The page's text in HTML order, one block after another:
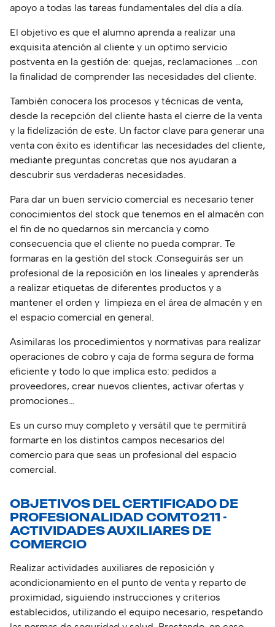
apoyo a todas las tareas fundamentales del día a día.
El objetivo es que el alumno aprenda a realizar una
exquisita atención al cliente y un optimo servicio
postventa en la gestión de: quejas, reclamaciones …con
la finalidad de comprender las necesidades del cliente.
También conocera los procesos y técnicas de venta,
desde la recepción del cliente hasta el cierre de la venta
y la fidelización de este. Un factor clave para generar una
venta con éxito es identificar las necesidades del cliente,
mediante preguntas concretas que nos ayudaran a
descubrir sus verdaderas necesidades.
Para dar un buen servicio comercial es necesario tener
conocimientos del stock que tenemos en el almacén con
el fin de no quedarnos sin mercancía y como
consecuencia que el cliente no pueda comprar. Te
formaras en la gestión del stock .Conseguirás ser un
profesional de la reposición en los lineales y aprenderás
a realizar etiquetas de diferentes productos y a
mantener el orden y limpieza en el área de almacén y en
el espacio comercial en general.
Asimilaras los procedimientos y normativas para realizar
operaciones de cobro y caja de forma segura de forma
eficiente y todo lo que implica esto: pedidos a
proveedores, crear nuevos clientes, activar ofertas y
promociones…
Es un curso muy completo y versátil que te permitirá
formarte en los distintos campos necesarios del
comercio para que seas un profesional del espacio
comercial.
OBJETIVOS DEL CERTIFICADO DE
PROFESIONALIDAD COMT0211 -
ACTIVIDADES AUXILIARES DE
COMERCIO
Realizar actividades auxiliares de reposición y
acondicionamiento en el punto de venta y reparto de
proximidad, siguiendo instrucciones y criterios
establecidos, utilizando el equipo necesario, respetando